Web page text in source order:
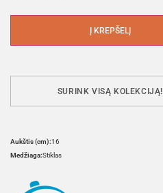
Į KREPŠELĮ
SURINK VISĄ KOLEKCIJĄ!
Aukštis (cm):16
Medžiaga:Stiklas